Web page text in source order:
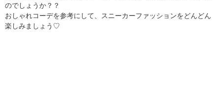
のでしょうか？？
おしゃれコーデを参考にして、スニーカーファッションをどんどん
楽しみましょう♡